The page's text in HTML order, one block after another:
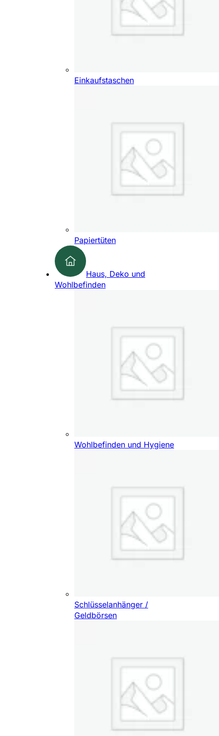
Einkaufstaschen
Papiertüten
Haus, Deko und
Wohlbefinden
Wohlbefinden und Hygiene
Schlüsselanhänger /
Geldbörsen